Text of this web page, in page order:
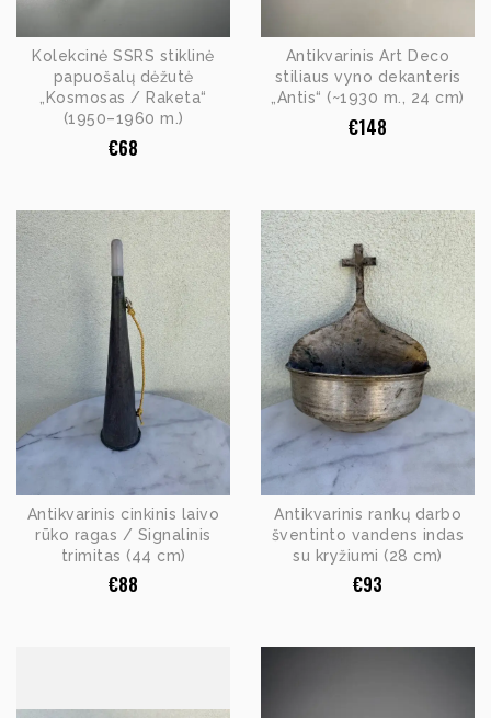
Kolekcinė SSRS stiklinė
papuošalų dėžutė
„Kosmosas / Raketa“
(1950–1960 m.)
€68
Antikvarinis Art Deco
stiliaus vyno dekanteris
„Antis“ (~1930 m., 24 cm)
€148
Antikvarinis cinkinis laivo
rūko ragas / Signalinis
trimitas (44 cm)
€88
Antikvarinis rankų darbo
šventinto vandens indas
su kryžiumi (28 cm)
€93